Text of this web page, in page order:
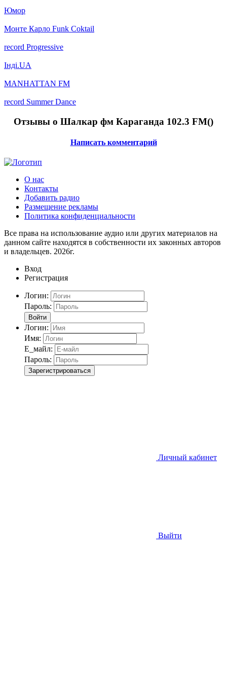
Юмор
Монте Карло Funk Coktail
record Progressive
Інді.UA
MANHATTAN FM
record Summer Dance
Отзывы о Шалкар фм Караганда 102.3 FM()
Написать комментарий
О нас
Контакты
Добавить радио
Размещение рекламы
Политика конфиденциальности
Все права на использование аудио или других материалов на
данном сайте находятся в собственности их законных авторов
и владельцев. 2026г.
Вход
Регистрация
Логин:
Пароль:
Войти
Логин:
Имя:
Е_майл:
Пароль:
Зарегистрироваться
Личный кабинет
Выйти